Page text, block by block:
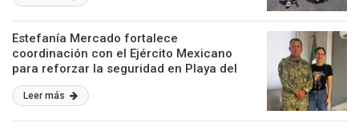
Estefanía Mercado fortalece
coordinación con el Ejército Mexicano
para reforzar la seguridad en Playa del
Carmen
Leer más